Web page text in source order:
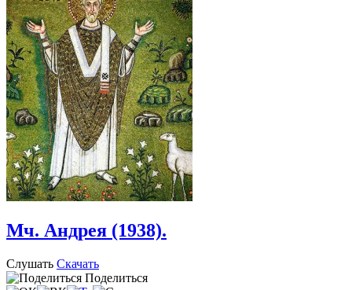
Мч. Андрея (1938).
Слушать Скачать
Поделиться